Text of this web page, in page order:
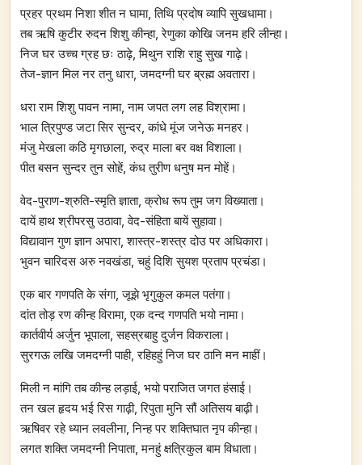
प्रहर प्रथम निशा शीत न घामा, तिथि प्रदोष व्यापि सुखधामा।
तब ऋषि कुटीर रुदन शिशु कीन्हा, रेणुका कोखि जनम हरि लीन्हा।
निज घर उच्च ग्रह छः ठाढ़े, मिथुन राशि राहु सुख गाढ़े।
तेज-ज्ञान मिल नर तनु धारा, जमदग्नी घर ब्रह्म अवतारा।
धरा राम शिशु पावन नामा, नाम जपत लग लह विश्रामा।
भाल त्रिपुण्ड जटा सिर सुन्दर, कांधे मूंज जनेऊ मनहर।
मंजु मेखला कठि मृगछाला, रुद्र माला बर वक्ष विशाला।
पीत बसन सुन्दर तुन सोहें, कंध तुरीण धनुष मन मोहें।
वेद-पुराण-श्रुति-स्मृति ज्ञाता, क्रोध रूप तुम जग विख्याता।
दायें हाथ श्रीपरसु उठावा, वेद-संहिता बायें सुहावा।
विद्यावान गुण ज्ञान अपारा, शास्त्र-शस्त्र दोउ पर अधिकारा।
भुवन चारिदस अरु नवखंडा, चहुं दिशि सुयश प्रताप प्रचंडा।
एक बार गणपति के संगा, जूझे भृगुकुल कमल पतंगा।
दांत तोड़ रण कीन्ह विरामा, एक दन्द गणपति भयो नामा।
कार्तवीर्य अर्जुन भूपाला, सहस्रबाहु दुर्जन विकराला।
सुरगऊ लखि जमदग्नी पाही, रहिहहुं निज घर ठानि मन माहीं।
मिली न मांगि तब कीन्ह लड़ाई, भयो पराजित जगत हंसाई।
तन खल हृदय भई रिस गाढ़ी, रिपुता मुनि सौं अतिसय बाढ़ी।
ऋषिवर रहे ध्यान लवलीना, निन्ह पर शक्तिघात नृप कीन्हा।
लगत शक्ति जमदग्नी निपाता, मनहुं क्षत्रिकुल बाम विधाता।